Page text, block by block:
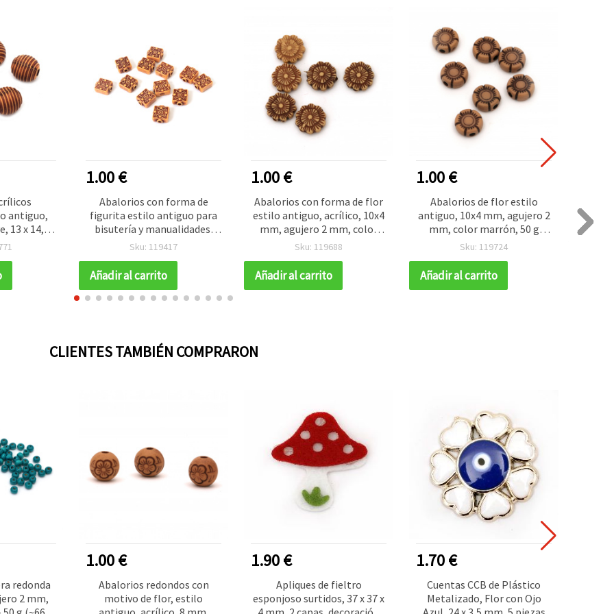
antiguo,
13 x 14,5
mm,
1.00 €
Abalorios con forma de
figurita estilo antiguo para
bisutería y manualidades,
13x11x6 mm, agujero: 2 mm,
Sku: 119417
Añadir al carrito
1.00 €
Abalorios con forma de flor
estilo antiguo, acrílico, 10x4
mm, agujero 2 mm, color
marrón - 50 g (~225 piezas)
Sku: 119688
Añadir al carrito
1.00 €
Abalorios de flor estilo
antiguo, 10x4 mm, agujero 2
mm, color marrón, 50 g
(aprox. 160 uds.)
Sku: 119724
Añadir al carrito
12
CLIENTES TAMBIÉN COMPRARON
redonda
2 mm,
1.00 €
Abalorios redondos con
motivo de flor, estilo
1.90 €
Apliques de fieltro
esponjoso surtidos, 37 x 37 x
1.70 €
Cuentas CCB de Plástico
Metalizado, Flor con Ojo